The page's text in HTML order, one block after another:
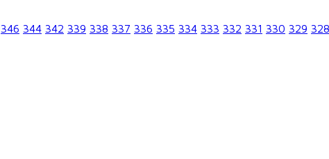
346 344 342 339 338 337 336 335 334 333 332 331 330 329 328